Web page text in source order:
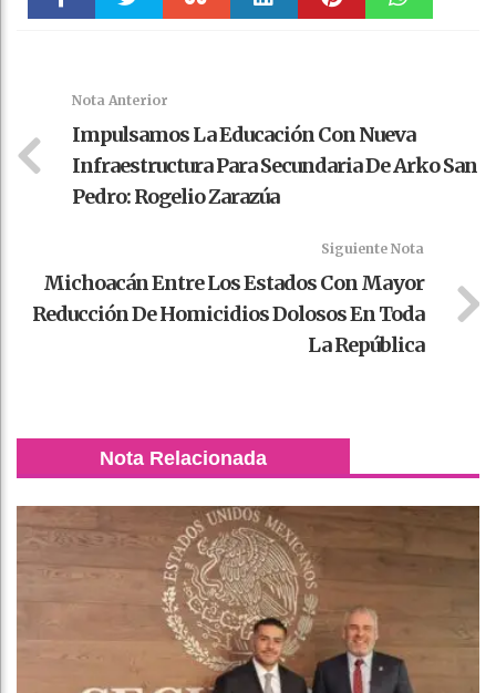
Nota Anterior
Impulsamos La Educación Con Nueva
Infraestructura Para Secundaria De Arko San
Pedro: Rogelio Zarazúa
Siguiente Nota
Michoacán Entre Los Estados Con Mayor
Reducción De Homicidios Dolosos En Toda
La República
Nota Relacionada